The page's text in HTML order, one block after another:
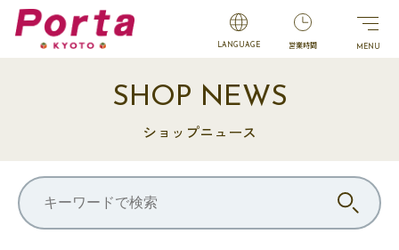
LANGUAGE 営業時間
SHOP NEWS
ショップニュース